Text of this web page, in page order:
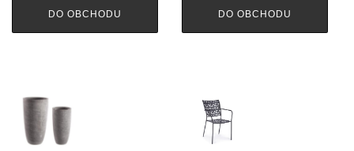
DO OBCHODU DO OBCHODU